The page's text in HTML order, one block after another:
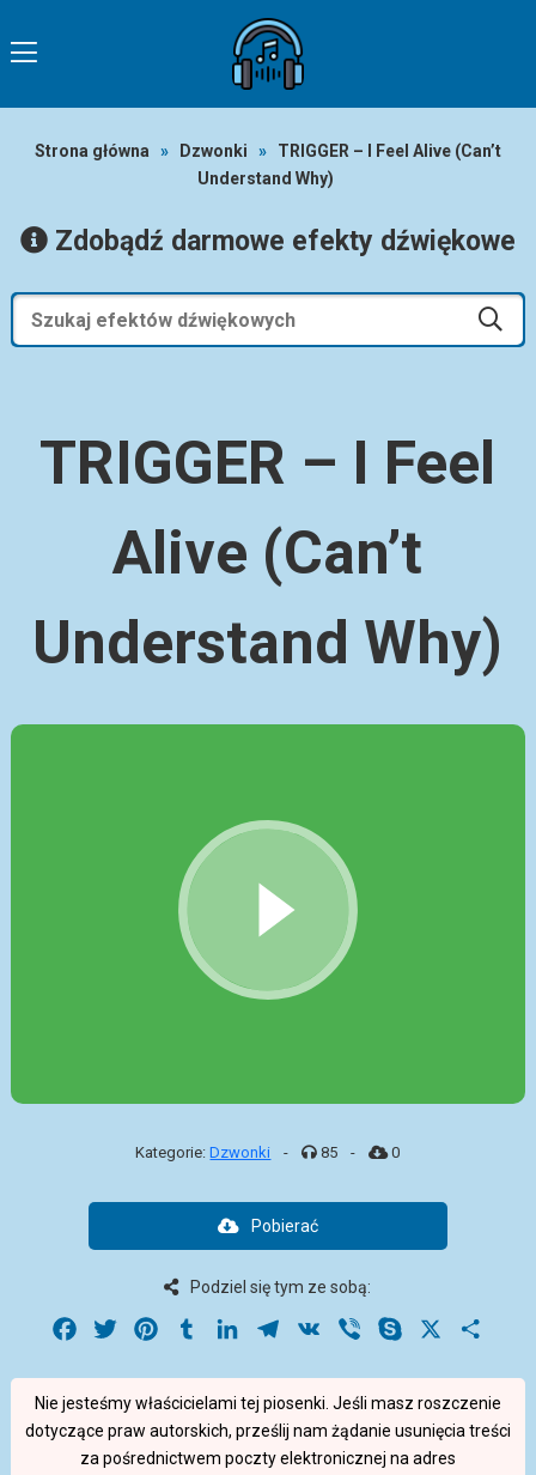
Strona główna » Dzwonki »
TRIGGER – I Feel Alive (Can’t
Understand Why)
Zdobądź darmowe efekty dźwiękowe
TRIGGER – I Feel
Alive (Can’t
Understand Why)
Kategorie:Dzwonki - 85 - 0
Pobierać
Podziel się tym ze sobą:
Facebook
Twitter PinterestTumblrLinkedInTelegram
VK Viber Skype
Nie jesteśmy właścicielami tej piosenki. Jeśli masz roszczenie
dotyczące praw autorskich, prześlij nam żądanie usunięcia treści
za pośrednictwem poczty elektronicznej na adres